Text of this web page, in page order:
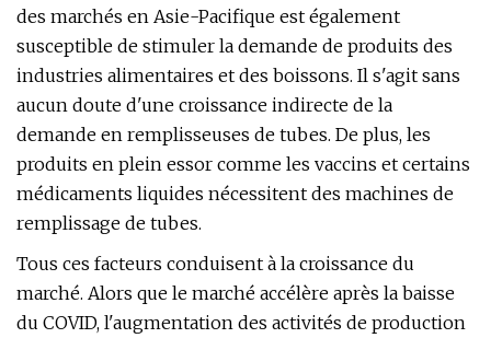
des marchés en Asie-Pacifique est également
susceptible de stimuler la demande de produits des
industries alimentaires et des boissons. Il s'agit sans
aucun doute d'une croissance indirecte de la
demande en remplisseuses de tubes. De plus, les
produits en plein essor comme les vaccins et certains
médicaments liquides nécessitent des machines de
remplissage de tubes.
Tous ces facteurs conduisent à la croissance du
marché. Alors que le marché accélère après la baisse
du COVID, l'augmentation des activités de production